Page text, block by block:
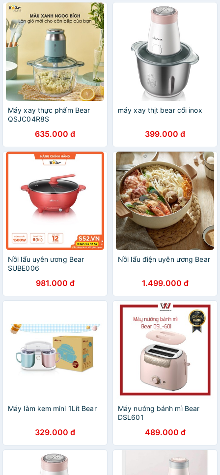
Máy xay thực phẩm Bear
QSJC04R8S
635.000 đ
máy xay thịt bear cối inox
399.000 đ
Nồi lẩu uyên ương Bear
SUBE006
981.000 đ
Nồi lẩu điện uyên ương Bear
1.499.000 đ
Máy làm kem mini 1Lít Bear
329.000 đ
Máy nướng bánh mì Bear
DSL601
489.000 đ